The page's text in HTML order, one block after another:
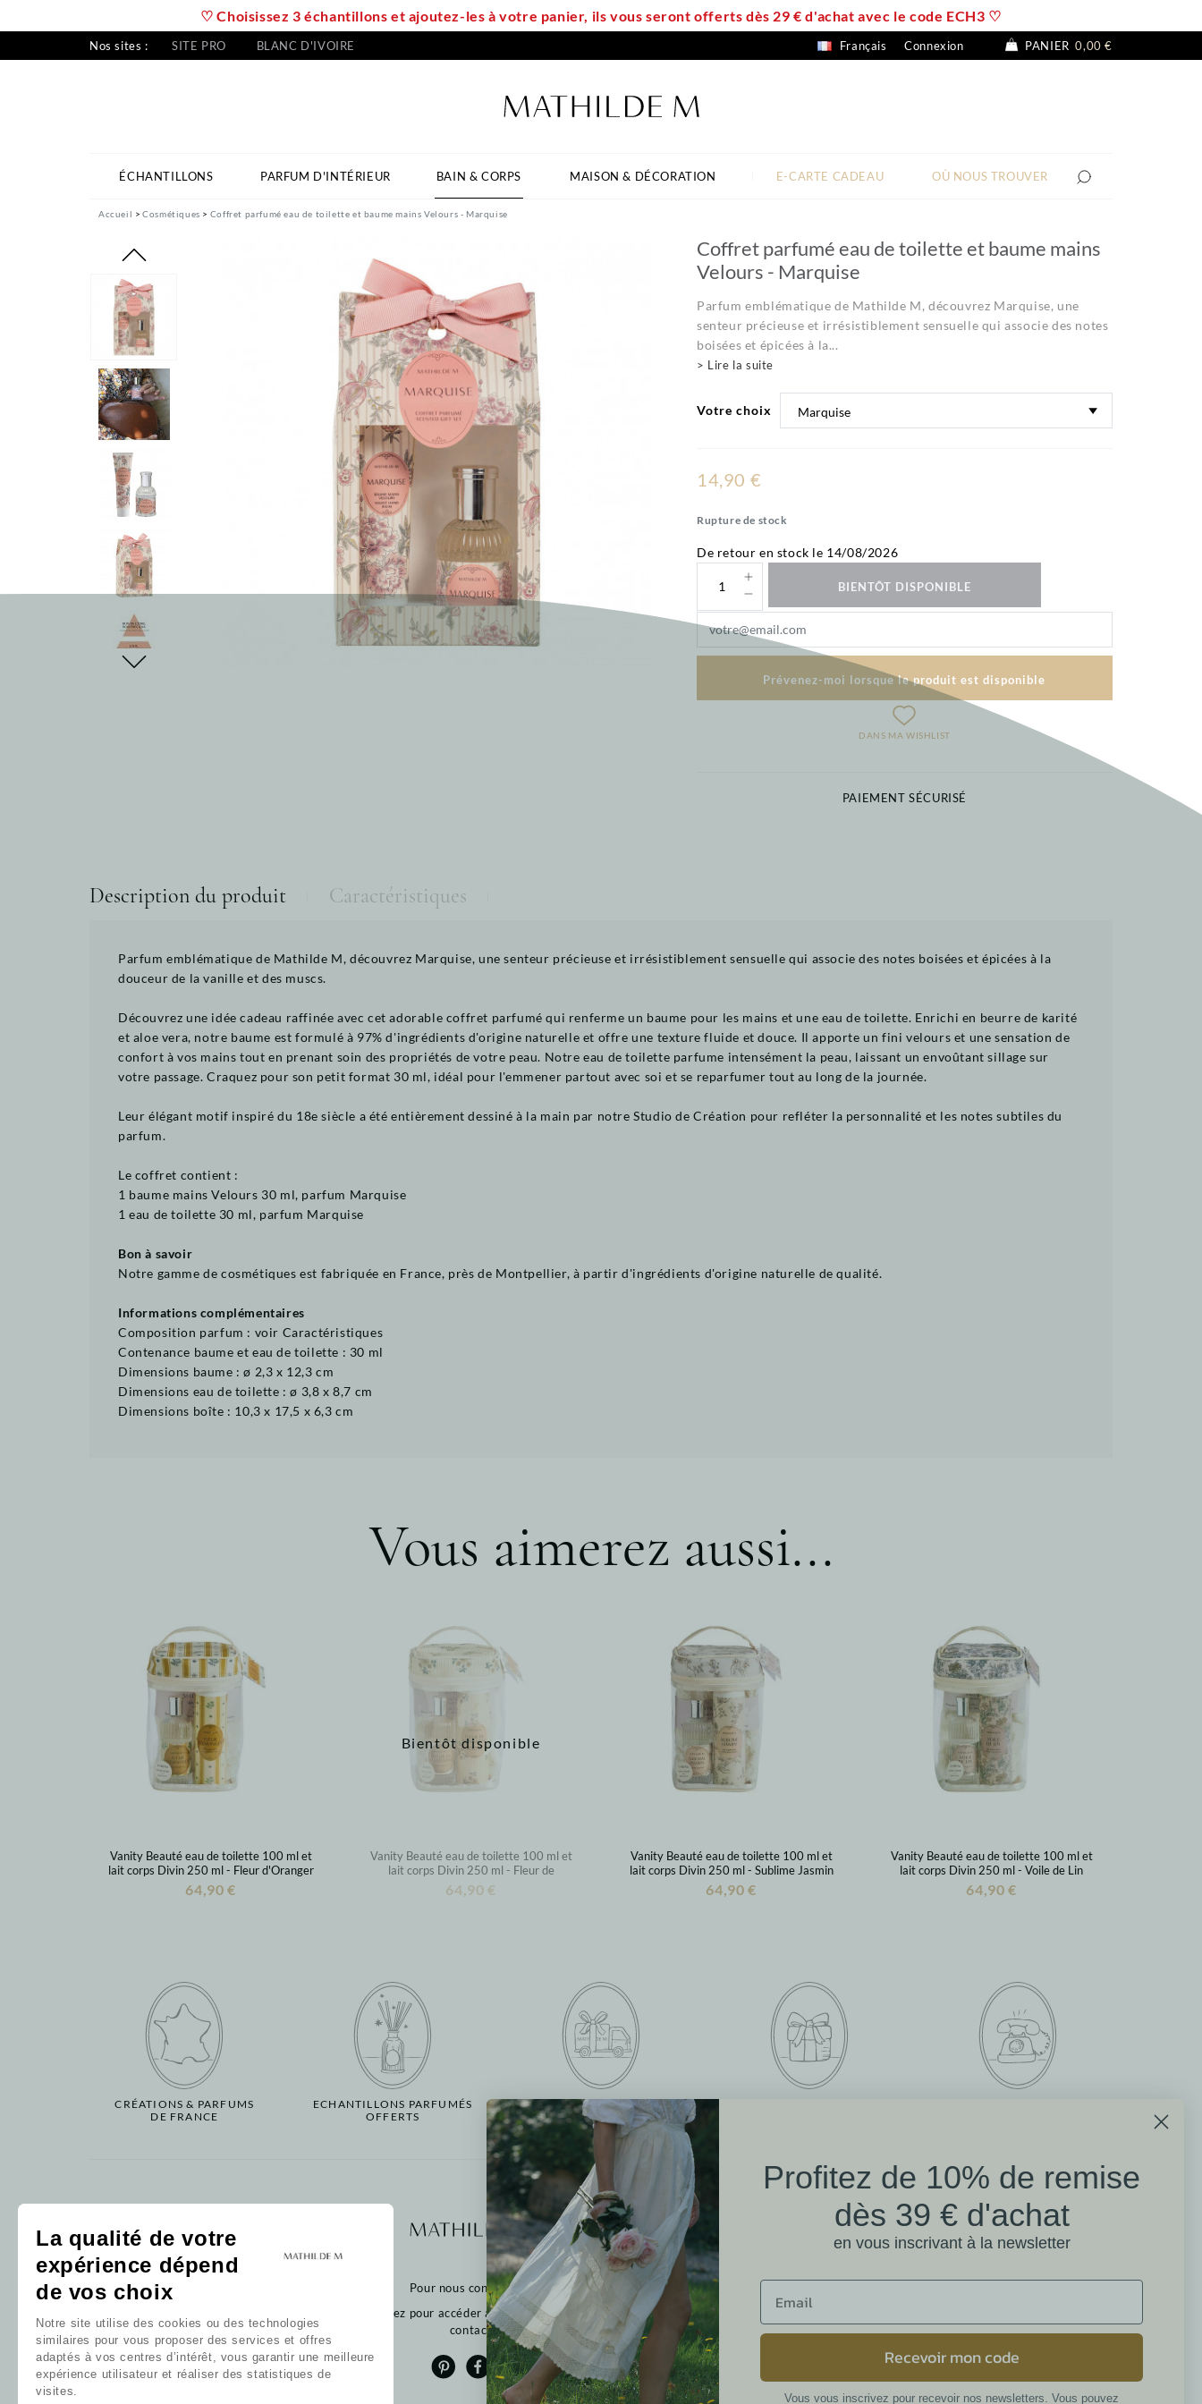
La qualité de votre
expérience dépend
de vos choix
Notre site utilise des cookies ou des technologies
similaires pour vous proposer des services et offres
adaptés à vos centres d’intérêt, vous garantir une meilleure
expérience utilisateur et réaliser des statistiques de
visites.
♡ Choisissez 3 échantillons et ajoutez-les à votre panier, ils vous seront offerts dès 29 € d'achat avec le code ECH3 ♡
Nos sites : SITE PRO BLANC D'IVOIRE Français Connexion PANIER 0,00 €
ÉCHANTILLONS PARFUM D'INTÉRIEUR BAIN & CORPS MAISON & DÉCORATION E-CARTE CADEAU OÙ NOUS TROUVER
Accueil Cosmétiques Coffret parfumé eau de toilette et baume mains Velours - Marquise
Coffret parfumé eau de toilette et baume mains
Velours - Marquise
Parfum emblématique de Mathilde M, découvrez Marquise, une
senteur précieuse et irrésistiblement sensuelle qui associe des notes
boisées et épicées à la...
> Lire la suite
Votre choix
14,90 €
Rupture de stock
De retour en stock le 14/08/2026
BIENTÔT DISPONIBLE
Prévenez-moi lorsque le produit est disponible
DANS MA WISHLIST
PAIEMENT SÉCURISÉ
Description du produit Caractéristiques
Parfum emblématique de Mathilde M, découvrez Marquise, une senteur précieuse et irrésistiblement sensuelle qui associe des notes boisées et épicées à la
douceur de la vanille et des muscs.
Découvrez une idée cadeau raffinée avec cet adorable coffret parfumé qui renferme un baume pour les mains et une eau de toilette. Enrichi en beurre de karité
et aloe vera, notre baume est formulé à 97% d'ingrédients d'origine naturelle et offre une texture fluide et douce. Il apporte un fini velours et une sensation de
confort à vos mains tout en prenant soin des propriétés de votre peau. Notre eau de toilette parfume intensément la peau, laissant un envoûtant sillage sur
votre passage. Craquez pour son petit format 30 ml, idéal pour l'emmener partout avec soi et se reparfumer tout au long de la journée.
Leur élégant motif inspiré du 18e siècle a été entièrement dessiné à la main par notre Studio de Création pour refléter la personnalité et les notes subtiles du
parfum.
Le coffret contient :
1 baume mains Velours 30 ml, parfum Marquise
1 eau de toilette 30 ml, parfum Marquise
Bon à savoir
Notre gamme de cosmétiques est fabriquée en France, près de Montpellier, à partir d'ingrédients d'origine naturelle de qualité.
Informations complémentaires
Composition parfum : voir Caractéristiques
Contenance baume et eau de toilette : 30 ml
Dimensions baume : ø 2,3 x 12,3 cm
Dimensions eau de toilette : ø 3,8 x 8,7 cm
Dimensions boîte : 10,3 x 17,5 x 6,3 cm
Vous aimerez aussi...
Vanity Beauté eau de toilette 100 ml et
lait corps Divin 250 ml - Fleur d'Oranger
64,90 €
Bientôt disponible
Vanity Beauté eau de toilette 100 ml et
lait corps Divin 250 ml - Fleur de
Mandarine
64,90 €
Vanity Beauté eau de toilette 100 ml et
lait corps Divin 250 ml - Sublime Jasmin
64,90 €
Vanity Beauté eau de toilette 100 ml et
lait corps Divin 250 ml - Voile de Lin
64,90 €
CRÉATIONS & PARFUMS
DE FRANCE
ECHANTILLONS PARFUMÉS
OFFERTS
LIVRAISON OFFERTE
DÈS 65 € D'ACHAT
Parfum d'intérieur
Bain
Décoration
Carte-cadeau
Nos collections
Nos favoris
Pour nous contacter :
Cliquez pour accéder au formulaire de
contact
Plus d'informations
Nos points de vente
Nous contacter
Retours
FAQ
CGV
Cookies
Politique de confidentialité
Mentions légales
Avis clients Mathilde M.
Profitez de 10% de remise
dès 39 € d'achat
en vous inscrivant à la newsletter
Recevoir mon code
Vous vous inscrivez pour recevoir nos newsletters. Vous pouvez